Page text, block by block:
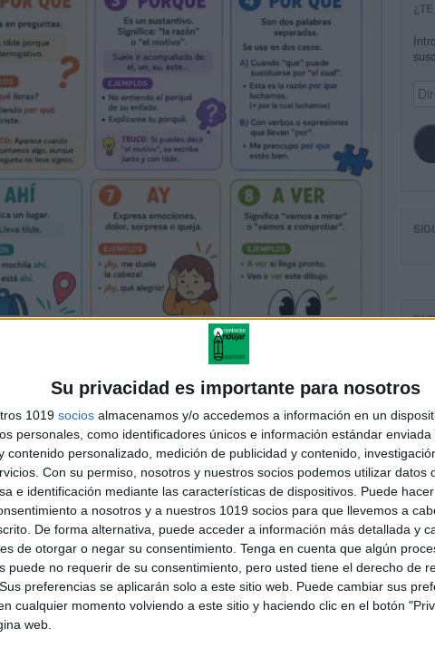
Su privacidad es importante para nosotros
1019 socios almacenamos y/o accedemos a información en un
personales, como identificadores únicos e información estándar
contenido personalizado, medición de publicidad y contenido,
Con su permiso, nosotros y nuestros socios podemos utilizar datos
e identificación mediante las características de dispositivos. Puede
a nosotros y a nuestros 1019 socios para que llevemos a
De forma alternativa, puede acceder a información más detallada y
de otorgar o negar su consentimiento. Tenga en cuenta que algún
puede no requerir de su consentimiento, pero usted tiene el derecho de
preferencias se aplicarán solo a este sitio web. Puede cambiar sus
cualquier momento volviendo a este sitio y haciendo clic en el botón
web.
de